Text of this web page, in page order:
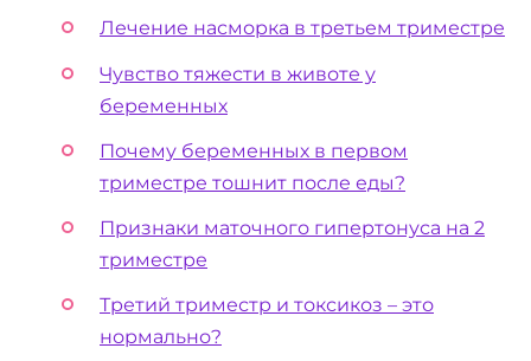
Лечение насморка в третьем триместре
Чувство тяжести в животе у
беременных
Почему беременных в первом
триместре тошнит после еды?
Признаки маточного гипертонуса на 2
триместре
Третий триместр и токсикоз – это
нормально?